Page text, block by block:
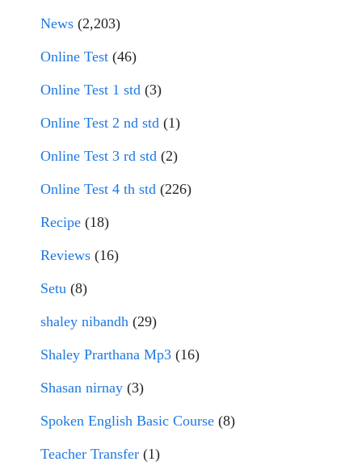
News (2,203)
Online Test (46)
Online Test 1 std (3)
Online Test 2 nd std (1)
Online Test 3 rd std (2)
Online Test 4 th std (226)
Recipe (18)
Reviews (16)
Setu (8)
shaley nibandh (29)
Shaley Prarthana Mp3 (16)
Shasan nirnay (3)
Spoken English Basic Course (8)
Teacher Transfer (1)